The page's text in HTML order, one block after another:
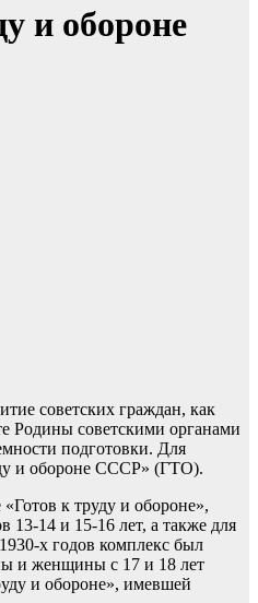
и обороне
советских граждан, как
Родины советскими органами
подготовки. Для
и обороне СССР» (ГТО).
к труду и обороне»,
14 и 15-16 лет, а также для
х годов комплекс был
и женщины с 17 и 18 лет
и обороне», имевшей